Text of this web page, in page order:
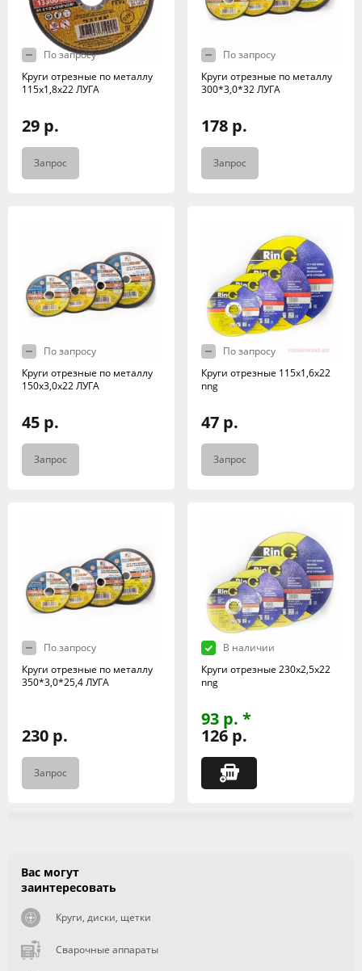
По запросу
Круги отрезные по металлу
115х1,8х22 ЛУГА
29 р.
Запрос
По запросу
Круги отрезные по металлу
300*3,0*32 ЛУГА
178 р.
Запрос
По запросу
Круги отрезные по металлу
150х3,0х22 ЛУГА
45 р.
Запрос
По запросу
Круги отрезные 115х1,6х22
nng
47 р.
Запрос
По запросу
Круги отрезные по металлу
350*3,0*25,4 ЛУГА
230 р.
Запрос
В наличии
Круги отрезные 230х2,5х22
nng
93 р. *
126 р.
Вас могут
заинтересовать
Круги, диски, щетки
Сварочные аппараты